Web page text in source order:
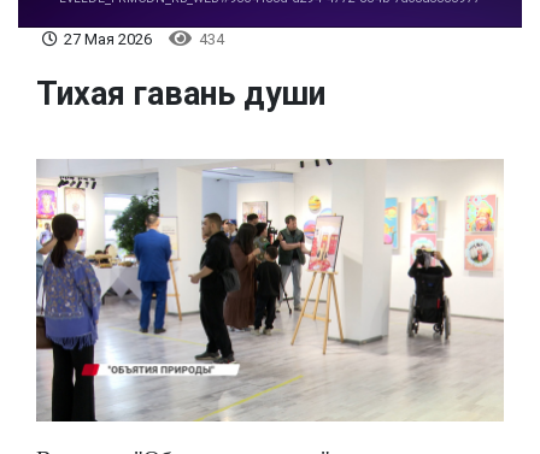
27 Мая 2026 434
Тихая гавань души